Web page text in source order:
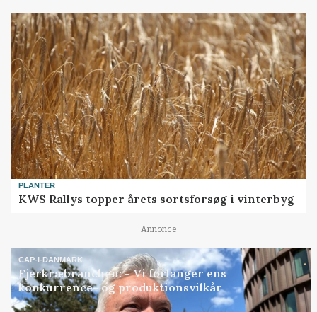
PLANTER
KWS Rallys topper årets sortsforsøg i vinterbyg
Annonce
CAP-I-DANMARK
Fjerkræbranchen: - Vi forlanger ens
konkurrence- og produktionsvilkår